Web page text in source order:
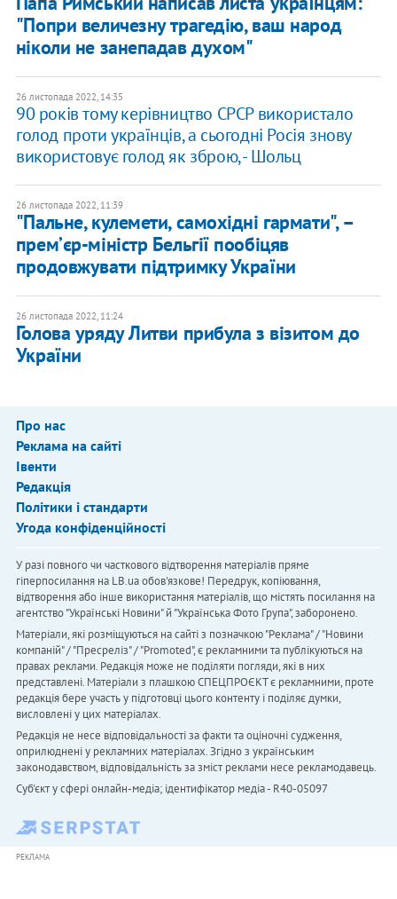
"Попри величезну трагедію, ваш народ
ніколи не занепадав духом"
26 листопада 2022, 14:35
​90 років тому керівництво СРСР використало
голод проти українців, а сьогодні Росія знову
використовує голод як зброю, - Шольц
26 листопада 2022, 11:39
"Пальне, кулемети, самохідні гармати", –
премʼєр-міністр Бельгії пообіцяв
продовжувати підтримку України
26 листопада 2022, 11:24
Голова уряду Литви прибула з візитом до
України
Про нас
Реклама на сайті
Івенти
Редакція
Політики і стандарти
Угода конфіденційності
У разі повного чи часткового відтворення матеріалів пряме
гіперпосилання на LB.ua обов'язкове! Передрук, копіювання,
відтворення або інше використання матеріалів, що містять посилання на
агентство "Українськi Новини" й "Українська Фото Група", заборонено.
Матеріали, які розміщуються на сайті з позначкою "Реклама" / "Новини
компаній" / "Пресреліз" / "Promoted", є рекламними та публікуються на
правах реклами. Редакція може не поділяти погляди, які в них
представлені. Матеріали з плашкою СПЕЦПРОЄКТ є рекламними, проте
редакція бере участь у підготовці цього контенту і поділяє думки,
висловлені у цих матеріалах.
Редакція не несе відповідальності за факти та оціночні судження,
оприлюднені у рекламних матеріалах. Згідно з українським
законодавством, відповідальність за зміст реклами несе рекламодавець.
Cуб'єкт у сфері онлайн-медіа; ідентифікатор медіа - R40-05097
РЕКЛАМА